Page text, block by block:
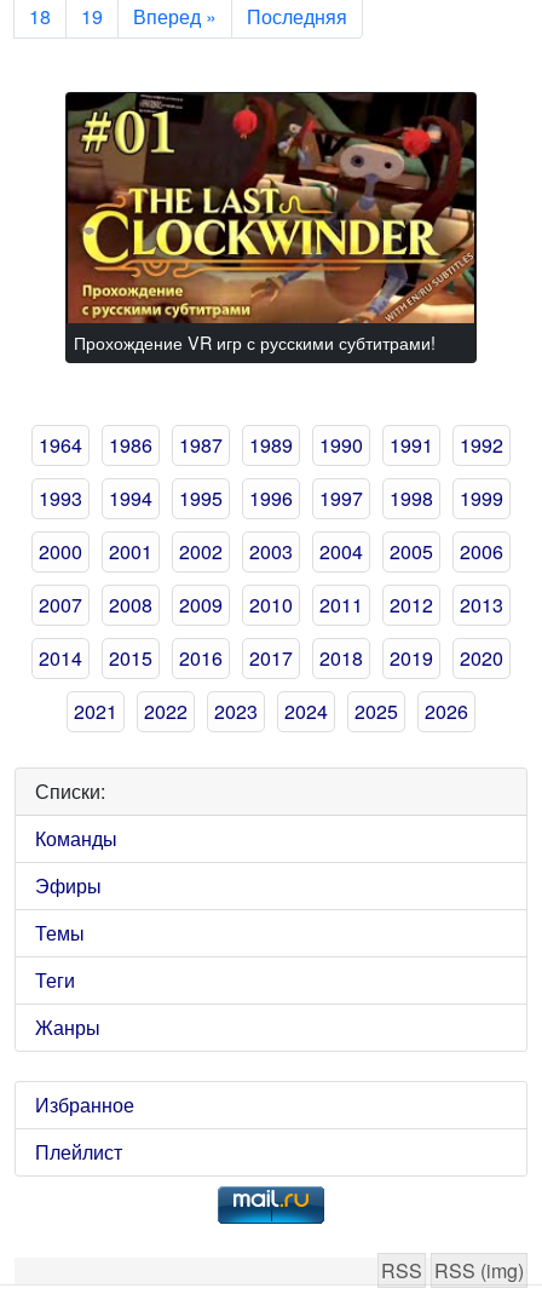
18
19 Вперед » Последняя
Прохождение VR игр с русскими субтитрами!
1964 1986 1987 1989 1990 1991
1992
1993
1994 1995 1996 1997 1998
1999
2000
2001 2002 2003 2004 2005
2006
2007
2008 2009 2010 2011 2012
2013
2014
2015 2016 2017 2018 2019
2020
2021
2022 2023 2024 2025 2026
Списки:
Команды
Эфиры
Темы
Теги
Жанры
Избранное
Плейлист
RSS RSS (img)